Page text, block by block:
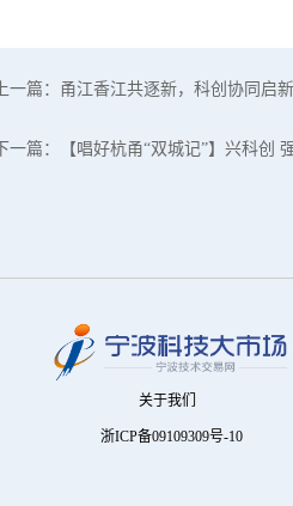
上一篇： 甬江香江共逐新，科创协同启
下一篇： 【唱好杭甬“双城记”】兴科创
关于我们
浙ICP备09109309号-10